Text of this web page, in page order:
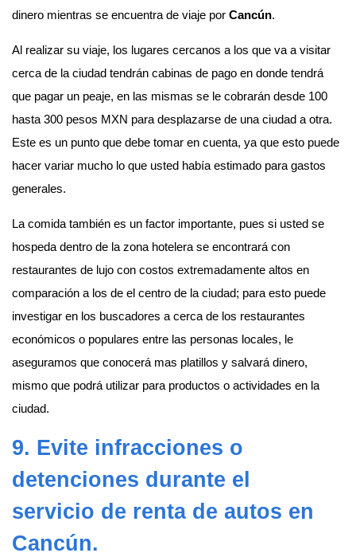
dinero mientras se encuentra de viaje por Cancún.
Al realizar su viaje, los lugares cercanos a los que va a visitar
cerca de la ciudad tendrán cabinas de pago en donde tendrá
que pagar un peaje, en las mismas se le cobrarán desde 100
hasta 300 pesos MXN para desplazarse de una ciudad a otra.
Este es un punto que debe tomar en cuenta, ya que esto puede
hacer variar mucho lo que usted había estimado para gastos
generales.
La comida también es un factor importante, pues si usted se
hospeda dentro de la zona hotelera se encontrará con
restaurantes de lujo con costos extremadamente altos en
comparación a los de el centro de la ciudad; para esto puede
investigar en los buscadores a cerca de los restaurantes
económicos o populares entre las personas locales, le
aseguramos que conocerá mas platillos y salvará dinero,
mismo que podrá utilizar para productos o actividades en la
ciudad.
9. Evite infracciones o
detenciones durante el
servicio de renta de autos en
Cancún.